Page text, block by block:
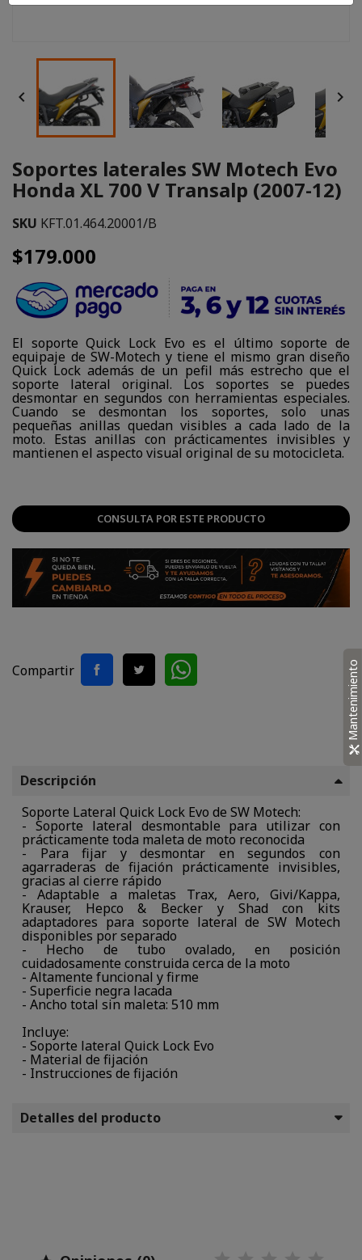
 
Soportes laterales SW Motech Evo
Honda XL 700 V Transalp (2007-12)
SKU KFT.01.464.20001/B
$179.000
El soporte Quick Lock Evo es el último soporte de
equipaje de SW-Motech y tiene el mismo gran diseño
Quick Lock además de un pefil más estrecho que el
soporte lateral original. Los soportes se puedes
desmontar en segundos con herramientas especiales.
Cuando se desmontan los soportes, solo unas
pequeñas anillas quedan visibles a cada lado de la
moto. Estas anillas con prácticamentes invisibles y
mantienen el aspecto visual original de su motocicleta.
CONSULTA POR ESTE PRODUCTO
Compartir
Descripción
Soporte Lateral Quick Lock Evo de SW Motech:
- Soporte lateral desmontable para utilizar con
prácticamente toda maleta de moto reconocida
- Para fijar y desmontar en segundos con
agarraderas de fijación prácticamente invisibles,
gracias al cierre rápido
- Adaptable a maletas Trax, Aero, Givi/Kappa,
Krauser, Hepco & Becker y Shad con kits
adaptadores para soporte lateral de SW Motech
disponibles por separado
- Hecho de tubo ovalado, en posición
cuidadosamente construida cerca de la moto
- Altamente funcional y firme
- Superficie negra lacada
- Ancho total sin maleta: 510 mm
Incluye:
- Soporte lateral Quick Lock Evo
- Material de fijación
- Instrucciones de fijación
Detalles del producto
Mantenimiento